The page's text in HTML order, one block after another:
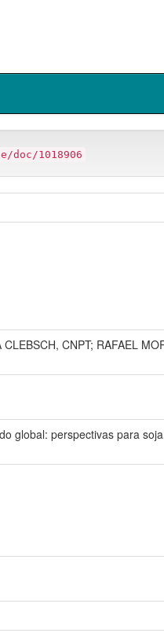
1018906
CNPT; RAFAEL
global: perspectivas para